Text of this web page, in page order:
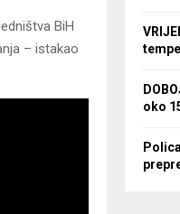
BiH
– istakao
oko